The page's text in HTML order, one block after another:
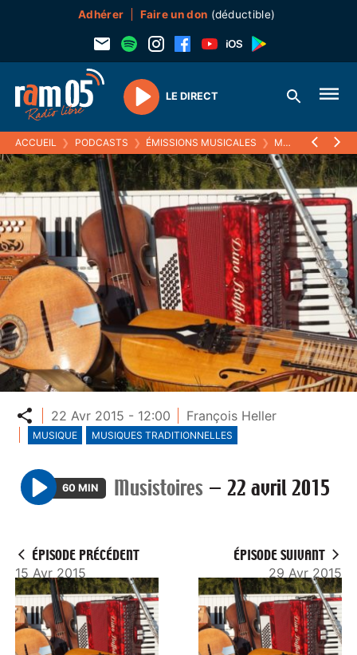
Adhérer Faire un don (déductible)
Play
LE DIRECT
ACCUEIL ❯ PODCASTS ❯ ÉMISSIONS MUSICALES ❯ MUSISTOIRES
Partager
22 Avr 2015 - 12:00 François Heller
MUSIQUE MUSIQUES TRADITIONNELLES
P
y
60 MIN Musistoires — 22 avril 2015
ÉPISODE PRÉCÉDENT
15 Avr 2015
ÉPISODE SUIVANT
29 Avr 2015